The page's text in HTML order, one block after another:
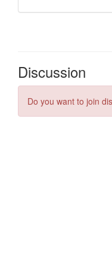
Discussion
Do you want to join